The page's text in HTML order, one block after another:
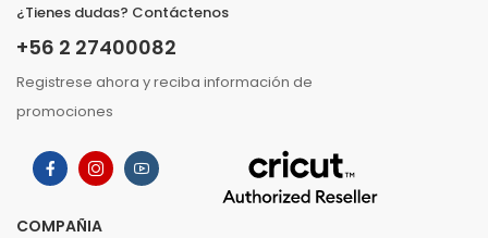
¿Tienes dudas? Contáctenos
+56 2 27400082
Registrese ahora y reciba información de
promociones
COMPAÑIA